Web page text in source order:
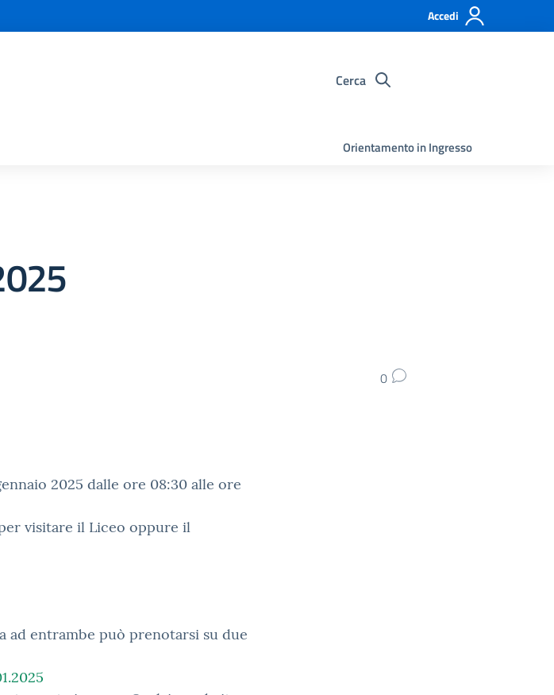
Accedi
Cerca
Orientamento in Ingresso
0
2025 dalle ore 08:30 alle ore
visitare il Liceo oppure il
ad entrambe può prenotarsi su due